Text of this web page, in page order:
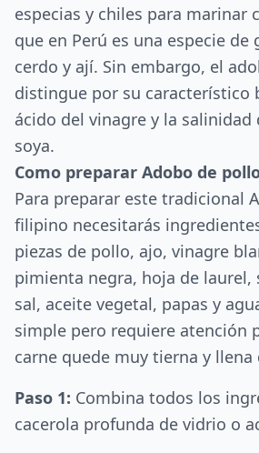
especias y chiles para marinar
que en Perú es una especie de
cerdo y ají. Sin embargo, el
distingue por su característico
ácido del vinagre y la salinidad
soya.
Como preparar Adobo de
Para preparar este tradicional
filipino necesitarás
piezas de pollo, ajo, vinagre
pimienta negra, hoja de laurel,
sal, aceite vegetal, papas y
simple pero requiere atención
carne quede muy tierna y llena
Paso 1: Combina todos los
cacerola profunda de vidrio o